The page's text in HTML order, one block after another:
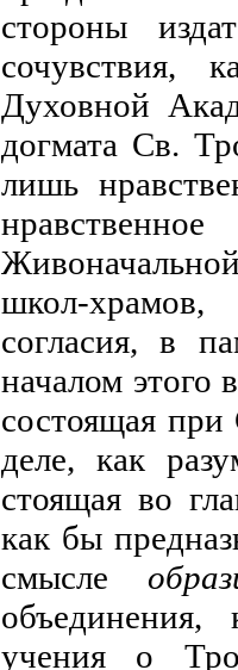
стороны
сочувствия,
Духовной
догмата Св.
лишь
школ-
согласия, в
началом этого
состоящая
деле, как
стоящая во
как бы
смысле
объединения,
учения о